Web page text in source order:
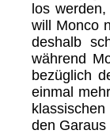
los
will Monco
deshalb
während
bezüglich
einmal
den